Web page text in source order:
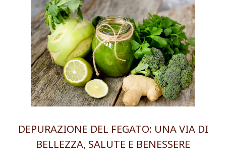
DEPURAZIONE DEL FEGATO: UNA VIA DI
BELLEZZA, SALUTE E BENESSERE